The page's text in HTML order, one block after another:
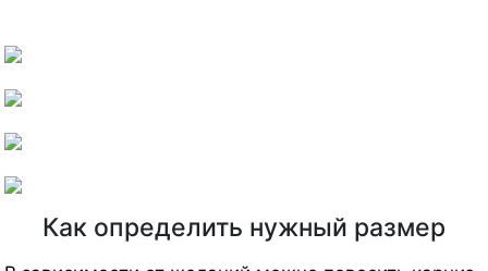
Как определить нужный размер